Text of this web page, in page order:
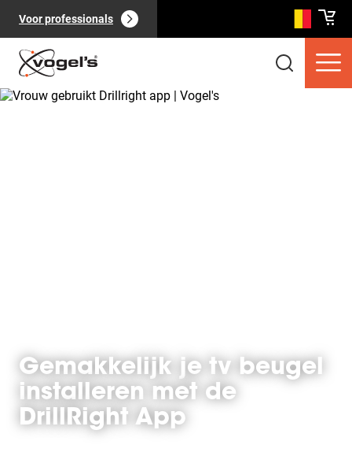
Voor professionals
Gemakkelijk je tv beugel
installeren met de
DrillRight App